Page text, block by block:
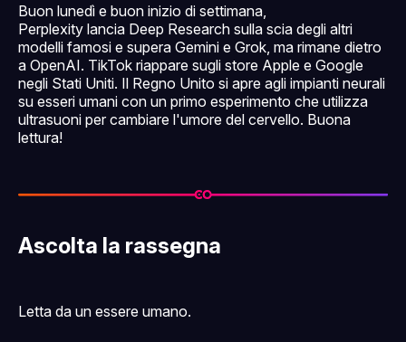
Buon lunedì e buon inizio di settimana,
Perplexity lancia Deep Research sulla scia degli altri
modelli famosi e supera Gemini e Grok, ma rimane dietro
a OpenAI. TikTok riappare sugli store Apple e Google
negli Stati Uniti. Il Regno Unito si apre agli impianti neurali
su esseri umani con un primo esperimento che utilizza
ultrasuoni per cambiare l'umore del cervello. Buona
lettura!
Ascolta la rassegna
Letta da un essere umano.